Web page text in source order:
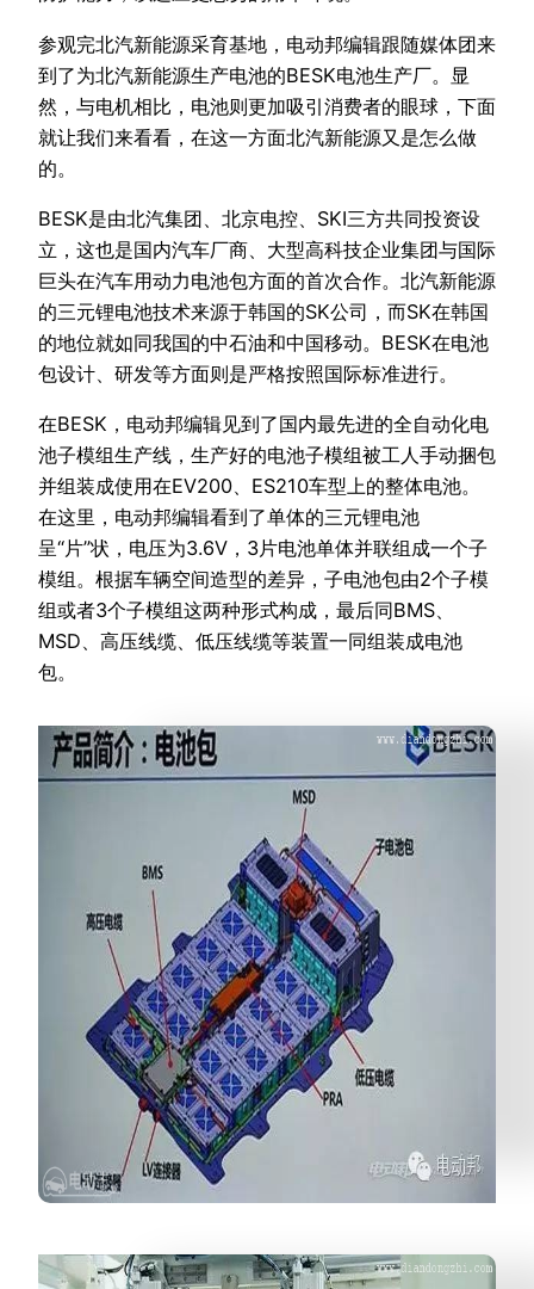
参观完北汽新能源采育基地，电动邦编辑跟随媒体团来
到了为北汽新能源生产电池的BESK电池生产厂。显
然，与电机相比，电池则更加吸引消费者的眼球，下面
就让我们来看看，在这一方面北汽新能源又是怎么做
的。
BESK是由北汽集团、北京电控、SKI三方共同投资设
立，这也是国内汽车厂商、大型高科技企业集团与国际
巨头在汽车用动力电池包方面的首次合作。北汽新能源
的三元锂电池技术来源于韩国的SK公司，而SK在韩国
的地位就如同我国的中石油和中国移动。BESK在电池
包设计、研发等方面则是严格按照国际标准进行。
在BESK，电动邦编辑见到了国内最先进的全自动化电
池子模组生产线，生产好的电池子模组被工人手动捆包
并组装成使用在EV200、ES210车型上的整体电池。
在这里，电动邦编辑看到了单体的三元锂电池
呈“片”状，电压为3.6V，3片电池单体并联组成一个子
模组。根据车辆空间造型的差异，子电池包由2个子模
组或者3个子模组这两种形式构成，最后同BMS、
MSD、高压线缆、低压线缆等装置一同组装成电池
包。